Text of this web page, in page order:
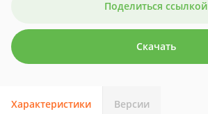
Поделиться ссылкой
Скачать
Характеристики Версии